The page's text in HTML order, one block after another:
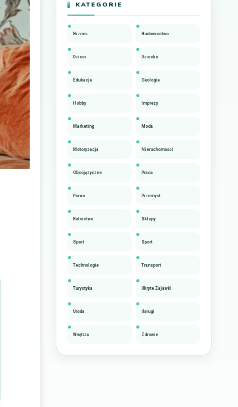
KATEGORIE
Biznes Budownictwo
Dzieci Dziecko
Edukacja Geologia
Hobby Imprezy
Marketing Moda
Motoryzacja Nieruchomości
Obcojęzyczne Praca
Prawo Przemysł
Rolnictwo Sklepy
Sport Sport
Technologie Transport
Turystyka Ukryte Zajawki
Uroda Usługi
Wnętrza Zdrowie